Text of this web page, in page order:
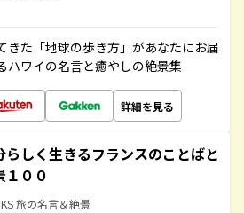
きた「地球の歩き方」があなたにお届
ハワイの名言と癒やしの絶景集
詳細を見る
らしく生きるフランスのことばと
１００
旅の名言＆絶景